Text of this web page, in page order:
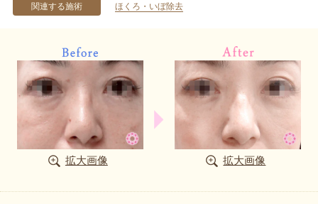
関連する施術 ほくろ・いぼ除去
拡大画像 拡大画像